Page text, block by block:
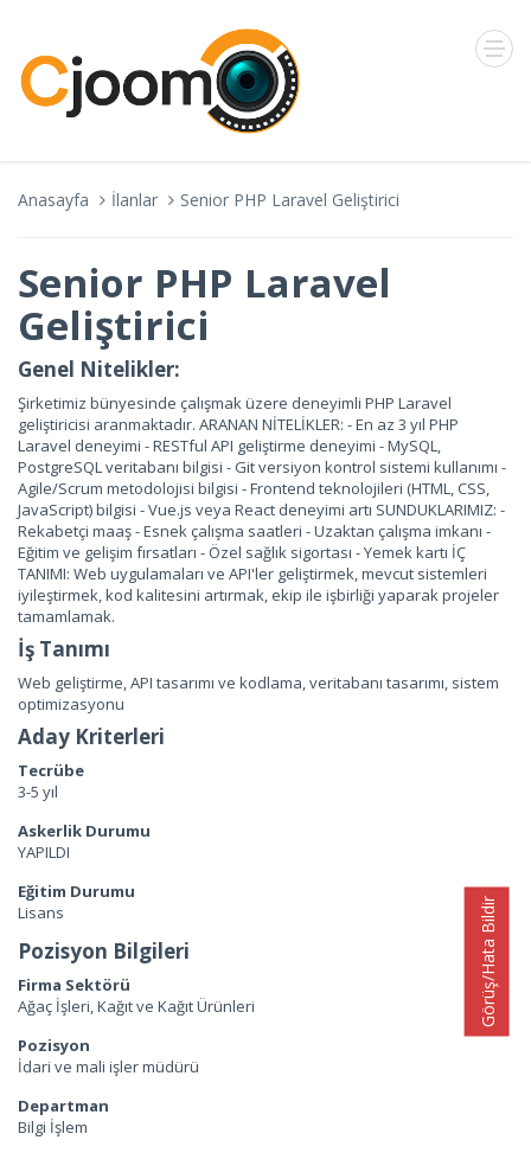
Görüş/Hata Bildir
Anasayfa İlanlar Senior PHP Laravel Geliştirici
Senior PHP Laravel
Geliştirici
Genel Nitelikler:
Şirketimiz bünyesinde çalışmak üzere deneyimli PHP Laravel
geliştiricisi aranmaktadır. ARANAN NİTELİKLER: - En az 3 yıl PHP
Laravel deneyimi - RESTful API geliştirme deneyimi - MySQL,
PostgreSQL veritabanı bilgisi - Git versiyon kontrol sistemi kullanımı -
Agile/Scrum metodolojisi bilgisi - Frontend teknolojileri (HTML, CSS,
JavaScript) bilgisi - Vue.js veya React deneyimi artı SUNDUKLARIMIZ: -
Rekabetçi maaş - Esnek çalışma saatleri - Uzaktan çalışma imkanı -
Eğitim ve gelişim fırsatları - Özel sağlık sigortası - Yemek kartı İÇ
TANIMI: Web uygulamaları ve API'ler geliştirmek, mevcut sistemleri
iyileştirmek, kod kalitesini artırmak, ekip ile işbirliği yaparak projeler
tamamlamak.
İş Tanımı
Web geliştirme, API tasarımı ve kodlama, veritabanı tasarımı, sistem
optimizasyonu
Aday Kriterleri
Tecrübe
3-5 yıl
Askerlik Durumu
YAPILDI
Eğitim Durumu
Lisans
Pozisyon Bilgileri
Firma Sektörü
Ağaç İşleri, Kağıt ve Kağıt Ürünleri
Pozisyon
İdari ve mali işler müdürü
Departman
Bilgi İşlem